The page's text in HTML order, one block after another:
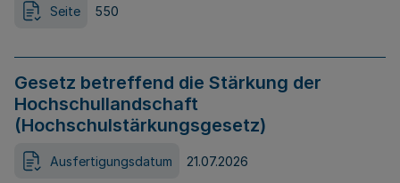
Seite 550
Gesetz betreffend die Stärkung der
Hochschullandschaft
(Hochschulstärkungsgesetz)
Ausfertigungsdatum 21.07.2026